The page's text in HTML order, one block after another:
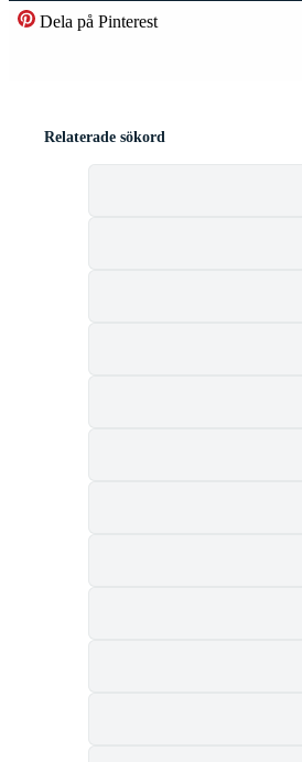
Dela på Pinterest
Relaterade sökord